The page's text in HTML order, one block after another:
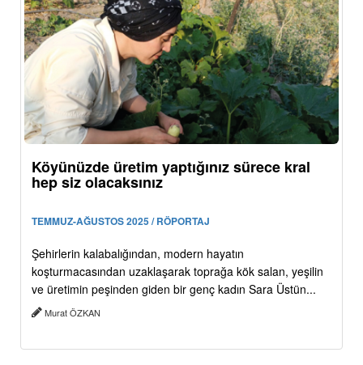
Köyünüzde üretim yaptığınız sürece kral
hep siz olacaksınız
TEMMUZ-AĞUSTOS 2025 / RÖPORTAJ
Şehirlerin kalabalığından, modern hayatın
koşturmacasından uzaklaşarak toprağa kök salan, yeşilin
ve üretimin peşinden giden bir genç kadın Sara Üstün...
Murat ÖZKAN